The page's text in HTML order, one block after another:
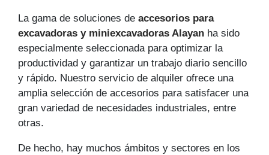
La gama de soluciones de accesorios para
excavadoras y miniexcavadoras Alayan ha sido
especialmente seleccionada para optimizar la
productividad y garantizar un trabajo diario sencillo
y rápido. Nuestro servicio de alquiler ofrece una
amplia selección de accesorios para satisfacer una
gran variedad de necesidades industriales, entre
otras.
De hecho, hay muchos ámbitos y sectores en los